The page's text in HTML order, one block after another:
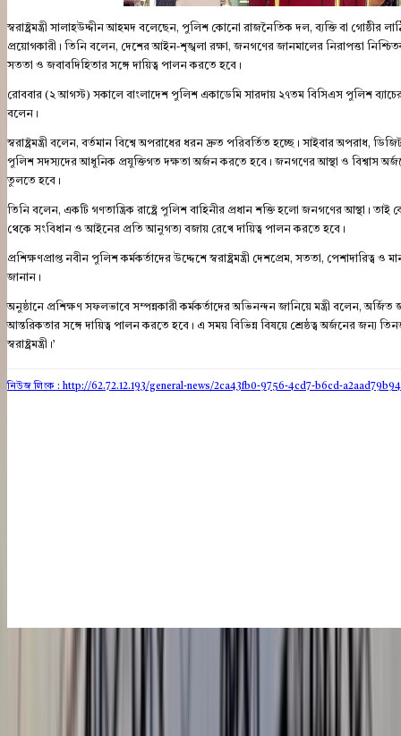
স্বরাষ্ট্রমন্ত্রী সালাহউদ্দীন আহমদ বলেছেন, পুলিশ কোনো রাজনৈতিক দল, ব্যক্তি বা
প্রয়োগকারী। তিনি বলেন, দেশের আইন-শৃঙ্খলা রক্ষা, জনগণের জানমালের নিরাপত্তা
সততা ও জবাবদিহিতার সঙ্গে দায়িত্ব পালন করতে হবে।
রোববার (২ আগস্ট) সকালে বাংলাদেশ পুলিশ একাডেমি সারদায় ২৭তম বিসিএস পুলিশ
বলেন।
স্বরাষ্ট্রমন্ত্রী বলেন, বর্তমান বিশ্বে অপরাধের ধরন দ্রুত পরিবর্তিত হচ্ছে। সাইবার অপরাধ,
পুলিশ সদস্যদের আধুনিক প্রযুক্তিগত দক্ষতা অর্জন করতে হবে। জনগণের আস্থা ও বিশ্বাস
তুলতে হবে।
তিনি বলেন, একটি গণতান্ত্রিক রাষ্ট্রে পুলিশ বাহিনীর প্রধান শক্তি হলো জনগণের আস্থা। তাই
থেকে সংবিধান ও আইনের প্রতি আনুগত্য বজায় রেখে দায়িত্ব পালন করতে হবে।
প্রশিক্ষণপ্রাপ্ত নবীন পুলিশ কর্মকর্তাদের উদ্দেশে স্বরাষ্ট্রমন্ত্রী দেশপ্রেম, সততা,
জানান।
অনুষ্ঠানে প্রশিক্ষণ সফলভাবে সম্পন্নকারী কর্মকর্তাদের অভিনন্দন জানিয়ে মন্ত্রী বলেন,
আন্তরিকতার সঙ্গে দায়িত্ব পালন করতে হবে। এ সময় বিভিন্ন বিষয়ে শ্রেষ্ঠত্ব অর্জনের জন্য
স্বরাষ্ট্রমন্ত্রী।’
নিউজ লিংক : http://62.72.12.193/general-news/2ca43fb0-9756-4cd7-b6cd-